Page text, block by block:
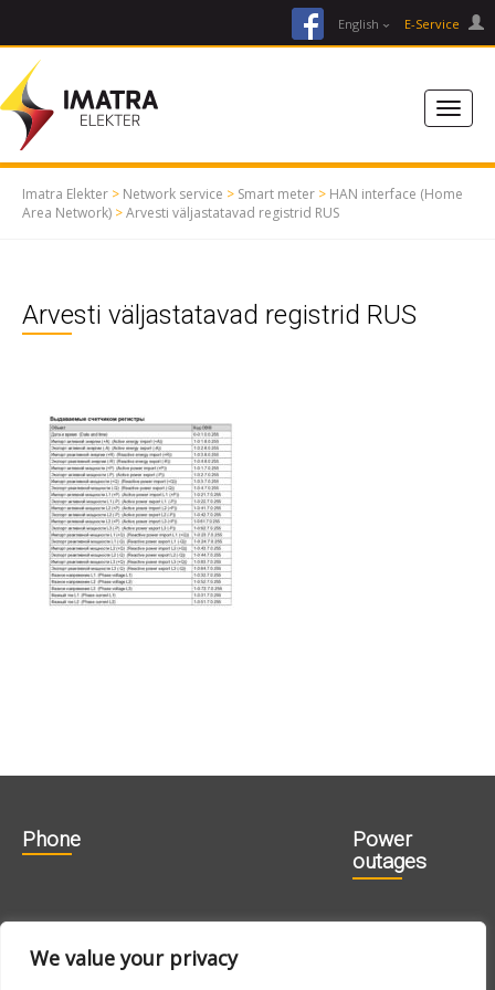
We value your privacy
facebookEnglish E-Service
Imatra Elekter > Network service > Smart meter > HAN interface (Home
Area Network) >Arvesti väljastatavad registrid RUS
Arvesti väljastatavad registrid RUS
Phone
Power
outages
715 0180